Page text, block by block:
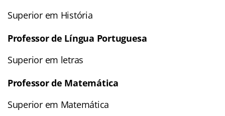
Superior em História
Professor de Língua Portuguesa
Superior em letras
Professor de Matemática
Superior em Matemática